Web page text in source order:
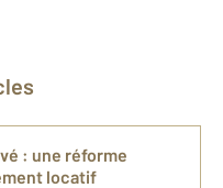
: une réforme
locatif